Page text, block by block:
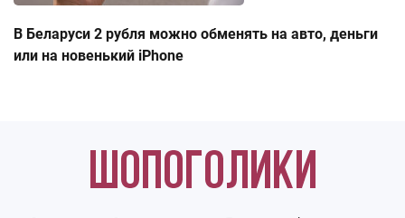
В Беларуси 2 рубля можно обменять на авто, деньги
или на новенький iPhone